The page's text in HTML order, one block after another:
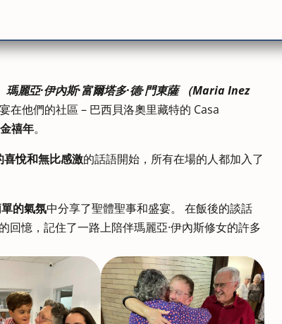
瑪麗亞·伊內斯·富爾塔多·德·門東薩 （Maria Inez
在他們的社區 – 巴西貝洛奧里藏特的 Casa
禧年。
喜悅和無比感激的話語開始，所有在場的人都加入了
的氣氛中分享了聖體聖事和盛宴。 在飯後的談話
憶，記住了一路上陪伴瑪麗亞·伊內斯修女的許多